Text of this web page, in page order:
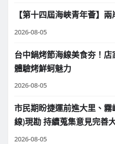
【第十四屆海峽青年薈】
2026-08-05
台中鍋烤節海線美食夯！
體驗烤鮮蚵魅力
2026-08-05
市民期盼捷運前進大里、
線)現勘 持續蒐集意見完善
2026-08-05